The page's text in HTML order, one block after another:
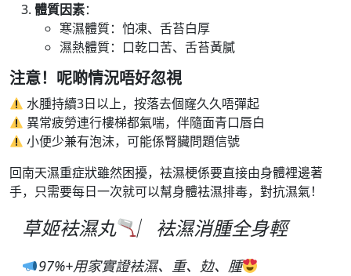
體質因素：
寒濕體質：怕凍、舌苔白厚
濕熱體質：口乾口苦、舌苔黃膩
注意！呢啲情況唔好忽視
水腫持續3日以上，按落去個窿久久唔彈起
異常疲勞連行樓梯都氣喘，伴隨面青口唇白
小便少兼有泡沫，可能係腎臟問題信號
回南天濕重症狀雖然困擾，袪濕梗係要直接由身體裡邊著
手，只需要每日一次就可以幫身體袪濕排毒，對抗濕氣！
草姬袪濕丸 ︳袪濕消腫全身輕
97%+用家實證袪濕、重、攰、腫